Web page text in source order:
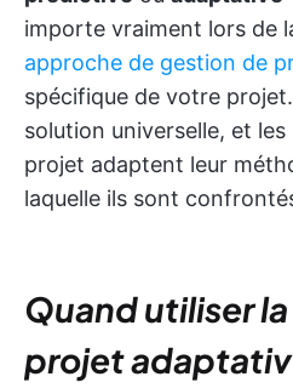
importe vraiment lors de
approche de gestion de
spécifique de votre
solution universelle, et
projet adaptent leur
laquelle ils sont
Quand utiliser
projet